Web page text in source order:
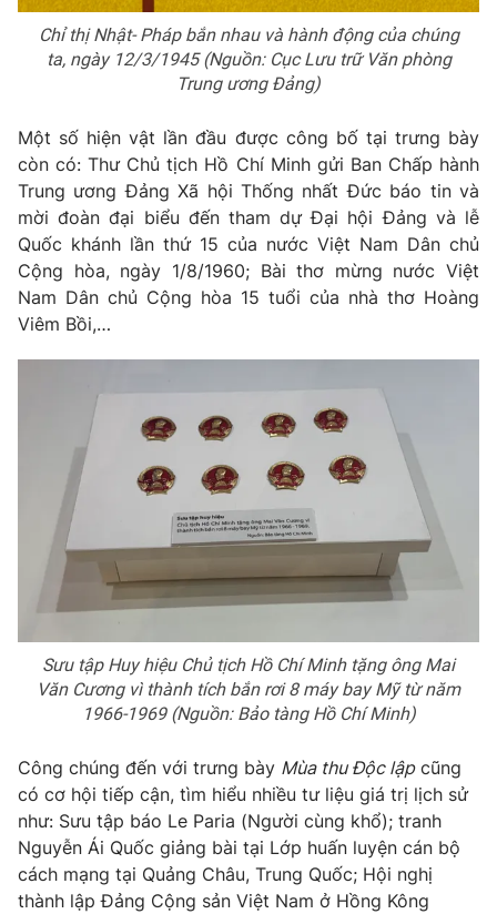
Chỉ thị Nhật- Pháp bắn nhau và hành động của chúng
ta, ngày 12/3/1945 (Nguồn: Cục Lưu trữ Văn phòng
Trung ương Đảng)
Một số hiện vật lần đầu được công bố tại trưng bày
còn có: Thư Chủ tịch Hồ Chí Minh gửi Ban Chấp hành
Trung ương Đảng Xã hội Thống nhất Đức báo tin và
mời đoàn đại biểu đến tham dự Đại hội Đảng và lễ
Quốc khánh lần thứ 15 của nước Việt Nam Dân chủ
Cộng hòa, ngày 1/8/1960; Bài thơ mừng nước Việt
Nam Dân chủ Cộng hòa 15 tuổi của nhà thơ Hoàng
Viêm Bồi,…
Sưu tập Huy hiệu Chủ tịch Hồ Chí Minh tặng ông Mai
Văn Cương vì thành tích bắn rơi 8 máy bay Mỹ từ năm
1966-1969 (Nguồn: Bảo tàng Hồ Chí Minh)
Công chúng đến với trưng bày Mùa thu Độc lậpcũng
có cơ hội tiếp cận, tìm hiểu nhiều tư liệu giá trị lịch sử
như: Sưu tập báo Le Paria (Người cùng khổ); tranh
Nguyễn Ái Quốc giảng bài tại Lớp huấn luyện cán bộ
cách mạng tại Quảng Châu, Trung Quốc; Hội nghị
thành lập Đảng Cộng sản Việt Nam ở Hồng Kông